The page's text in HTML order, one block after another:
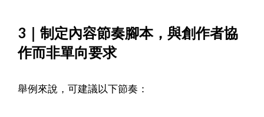
3｜制定內容節奏腳本，與創作者協
作而非單向要求
舉例來說，可建議以下節奏：